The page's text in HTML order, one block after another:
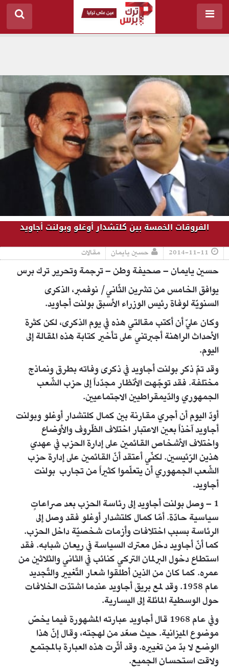
الفروقات الخمسة بين كلتشدار أوغلو وبولنت أجاويد
2014-11-11 حسين يايمان مقالات
حسين يايمان – صحيفة وطن – ترجمة وتحرير ترك برس
يوافق الخامس من تشرين الثّاني/ نوفمبر، الذكرى
السنويّة لوفاة رئيس الوزراء الأسبق بولنت أجاويد.
وكان عليّ أن أكتب مقالتي هذه في يوم الذكرى، لكن كثرة
الأحداث الراهنة أجبرتني على تأخير كتابة هذه المقالة إلى
اليوم.
وقد تمّ ذكر بولنت أجاويد في ذكرى وفاته بطرق ونماذج
مختلفة. فقد توجّهت الأنظار مجدّداً إلى حزب الشّعب
الجمهوري والدّيمقراطيين الاجتماعيين.
أودّ اليوم أن أجري مقارنة بين كمال كلتشدار أوغلو وبولنت
أجاويد آخذاً بعين الاعتبار اختلاف الظّروف والأوضاع
واختلاف الأشخاص القائمين على إدارة الحزب في عهدي
هذين الرّئيسين. لكنّي أعتقد أنّ القائمين على إدارة حزب
الشّعب الجمهوري أن يتعلّموا كثيراً من تجارب بولنت
أجاويد.
1 – وصل بولنت أجاويد إلى رئاسة الحزب بعد صراعاتٍ
سياسية حادّة. أمّا كمال كلتشدار أوغلو فقد وصل إلى
الرئاسة بسبب اختلافات وأزمات شخصيّة داخل الحزب.
كما أنّ أجاويد دخل معترك السياسة في ريعان شبابه. فقد
استطاع دخول البرلمان التركي كنائب في الثاني والثلاثين من
عمره. كما كان من الذين أطلقوا شعار التّغيير والتّجديد
عام 1958. وقد لمع بريق أجاويد عندما اشتدّت الخلافات
حول الوسطية المائلة إلى اليسارية.
وفي عام 1968 قال أجاويد عبارته المشهورة فيما يخصّ
موضوع الميزانية. حيث صعّد من لهجته، وقال إنّ هذا
الوضع لا بدّ من تغييره. وقد أثّرت هذه العبارة بالمجتمع
ولاقت استحسان الجميع.